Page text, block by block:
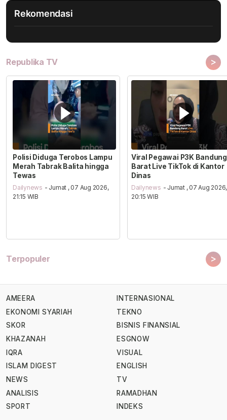
Rekomendasi
Republika TV >
Polisi Diduga Terobos Lampu
Merah Tabrak Balita hingga
Tewas
Dailynews - Jumat , 07 Aug 2026,
21:15 WIB
Viral Pegawai P3K Bandung
Barat Live TikTok di Kantor
Dinas
Dailynews - Jumat , 07 Aug 2026,
20:15 WIB
Terpopuler >
AMEERA
EKONOMI SYARIAH
SKOR
KHAZANAH
IQRA
ISLAM DIGEST
NEWS
ANALISIS
SPORT
INTERNASIONAL
TEKNO
BISNIS FINANSIAL
ESGNOW
VISUAL
ENGLISH
TV
RAMADHAN
INDEKS